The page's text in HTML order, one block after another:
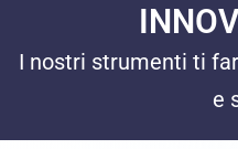
I nostri strumenti ti
e